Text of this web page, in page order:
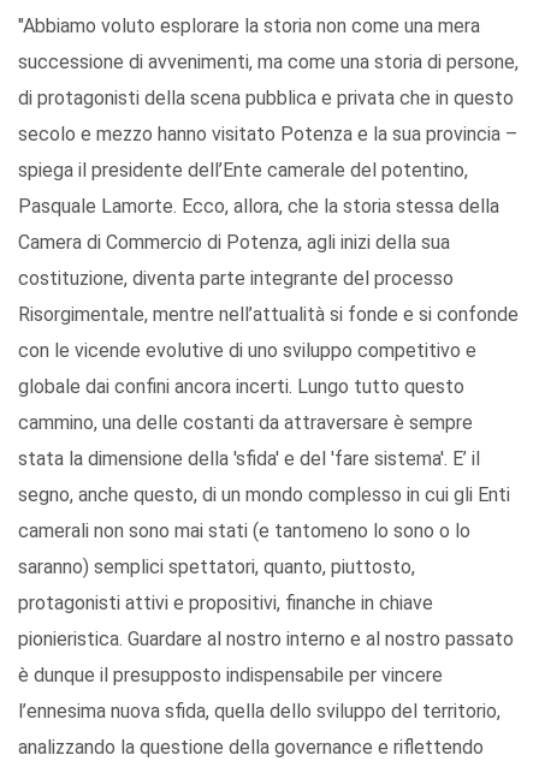
"Abbiamo voluto esplorare la storia non come una mera
successione di avvenimenti, ma come una storia di persone,
di protagonisti della scena pubblica e privata che in questo
secolo e mezzo hanno visitato Potenza e la sua provincia –
spiega il presidente dell’Ente camerale del potentino,
Pasquale Lamorte. Ecco, allora, che la storia stessa della
Camera di Commercio di Potenza, agli inizi della sua
costituzione, diventa parte integrante del processo
Risorgimentale, mentre nell’attualità si fonde e si confonde
con le vicende evolutive di uno sviluppo competitivo e
globale dai confini ancora incerti. Lungo tutto questo
cammino, una delle costanti da attraversare è sempre
stata la dimensione della 'sfida' e del 'fare sistema'. E’ il
segno, anche questo, di un mondo complesso in cui gli Enti
camerali non sono mai stati (e tantomeno lo sono o lo
saranno) semplici spettatori, quanto, piuttosto,
protagonisti attivi e propositivi, finanche in chiave
pionieristica. Guardare al nostro interno e al nostro passato
è dunque il presupposto indispensabile per vincere
l’ennesima nuova sfida, quella dello sviluppo del territorio,
analizzando la questione della governance e riflettendo